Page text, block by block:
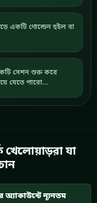
একটি গোল্ডেন হুইল বা
সেশন শুরু করে
যেতে পারো...
খেলোয়াড়রা যা
ন্যূনতম